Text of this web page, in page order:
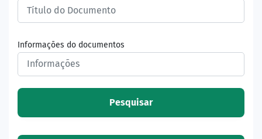
Informações do documentos
Pesquisar